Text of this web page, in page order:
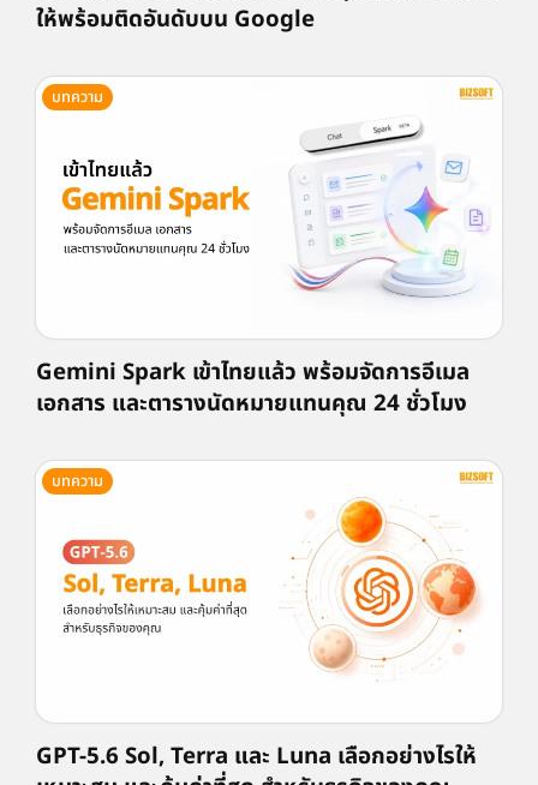
ให้พร้อมติดอันดับบน Google
บทความ
Gemini Spark เข้าไทยแล้ว พร้อมจัดการอีเมล
เอกสาร และตารางนัดหมายแทนคุณ 24 ชั่วโมง
บทความ
GPT-5.6 Sol, Terra และ Luna เลือกอย่างไรให้